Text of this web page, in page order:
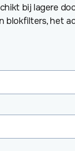
bij lagere
blokfilters, het